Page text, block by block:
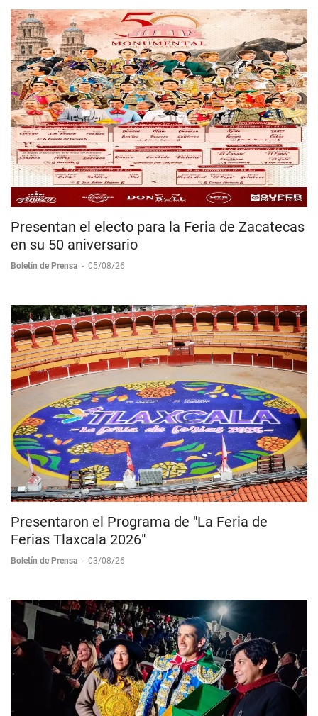
Presentan el electo para la Feria de Zacatecas
en su 50 aniversario
Boletín de Prensa - 05/08/26
Presentaron el Programa de "La Feria de
Ferias Tlaxcala 2026"
Boletín de Prensa - 03/08/26